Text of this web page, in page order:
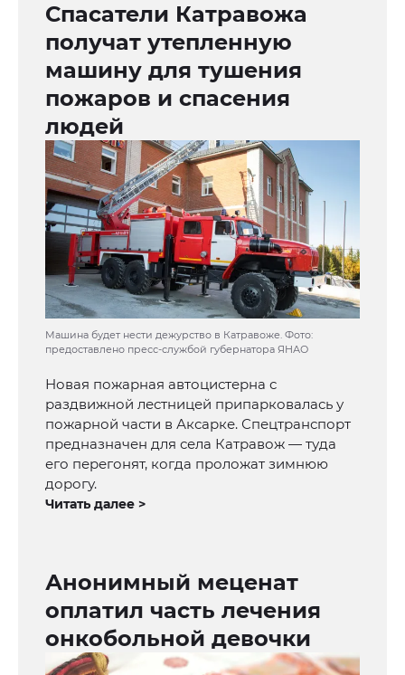
Спасатели Катравожа
получат утепленную
машину для тушения
пожаров и спасения
людей
Машина будет нести дежурство в Катравоже. Фото:
предоставлено пресс-службой губернатора ЯНАО
Новая пожарная автоцистерна с
раздвижной лестницей припарковалась у
пожарной части в Аксарке. Спецтранспорт
предназначен для села Катравож — туда
его перегонят, когда проложат зимнюю
дорогу.
Читать далее >
Анонимный меценат
оплатил часть лечения
онкобольной девочки